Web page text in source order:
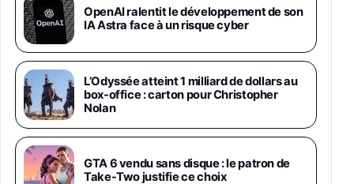
Galaxy S26 Ultra 512 Go Bleu
1019€1399€Fnac (Vendeur Tiers)
Galaxy S26 Ultra 256 Go Violet
892€1199€Fnac (Vendeur Tiers)
Philips SHK2000BL - Casque Enfant - Bleu &
Répartiteur Audio 5 Casques, Blanc
24,94€ 29,96€Fnac (Vendeur Tiers)
OpenAI ralentit le développement de son
IA Astra face à un risque cyber
L’Odyssée atteint 1 milliard de dollars au
box-office : carton pour Christopher
Nolan
GTA 6 vendu sans disque : le patron de
Take-Two justifie ce choix